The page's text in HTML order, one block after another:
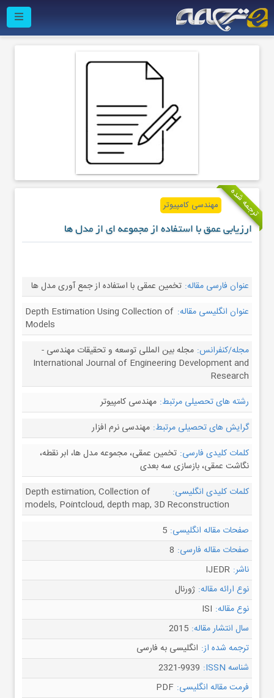
ترجمه شده مهندسی کامپیوتر
ارزیابی عمق با استفاده از مجموعه ای از مدل ها
عنوان فارسی مقاله: تخمین عمقی با استفاده از جمع آوری مدل ها
عنوان انگلیسی مقاله: Depth Estimation Using Collection of
Models
مجله/کنفرانس: مجله بین المللی توسعه و تحقیقات مهندسی -
International Journal of Engineering Development and
Research
رشته های تحصیلی مرتبط: مهندسی کامپیوتر
گرایش های تحصیلی مرتبط: مهندسی نرم افزار
کلمات کلیدی فارسی: تخمین عمقی، مجموعه مدل ها، ابر نقطه،
نگاشت عمقی، بازسازی سه بعدی
کلمات کلیدی انگلیسی:
Depth estimation, Collection of
models, Pointcloud, depth map, 3D Reconstruction
صفحات مقاله انگلیسی: 5
صفحات مقاله فارسی: 8
ناشر: IJEDR
نوع ارائه مقاله: ژورنال
نوع مقاله: ISI
سال انتشار مقاله: 2015
ترجمه شده از: انگلیسی به فارسی
شناسه ISSN:
2321-9939
فرمت مقاله انگلیسی: PDF